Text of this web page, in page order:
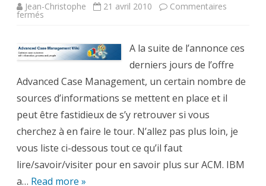
Jean-Christophe 21 avril 2010 Commentaires
fermés
Management
:
toutes
sources
d’informations
A la suite de l’annonce ces
derniers jours de l’offre
Advanced Case Management, un certain nombre de
sources d’informations se mettent en place et il
peut être fastidieux de s’y retrouver si vous
cherchez à en faire le tour. N’allez pas plus loin, je
vous liste ci-dessous tout ce qu’il faut
lire/savoir/visiter pour en savoir plus sur ACM. IBM
a… Read more »